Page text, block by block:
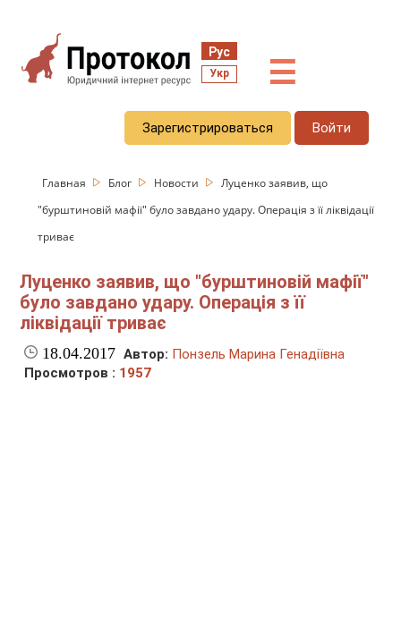
Рус
Укр ☰
Зарегистрироваться Войти
Главная Блог Новости
Луценко заявив, що
"бурштиновій мафії" було завдано удару. Операція з її ліквідації
триває
Луценко заявив, що "бурштиновій мафії"
було завдано удару. Операція з її
ліквідації триває
18.04.2017 Автор: Понзель Марина Генадіївна
Просмотров : 1957